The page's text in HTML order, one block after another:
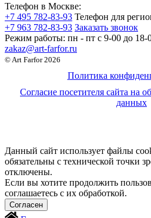
Телефон в Москве:
+7 495 782-83-93 Телефон для
+7 963 782-83-93 Заказать звонок
Режим работы: пн - пт c 9-00 до 18-
zakaz@art-farfor.ru
© Art Farfor 2026
Политика
Согласие посетителя сайта на
данных
Данный сайт использует файлы
обязательны с технической точки
отключены.
Если вы хотите продолжить
соглашаетесь с их обработкой.